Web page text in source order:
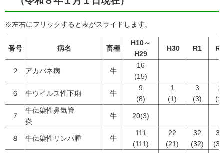
※左右にフリックすると表がスライドします。
番号 病名 畜種
H10～
H29
H30 R1 R2
２ アカバネ病 牛
16
(15)
６ 牛ウイルス性下痢 牛
9
(8)
1
(1)
3
(3)
1
(1)
７
牛伝染性鼻気管
炎
牛 20(3)
８ 牛伝染性リンパ腫 牛
111
(111)
22
(21)
32
(32)
30